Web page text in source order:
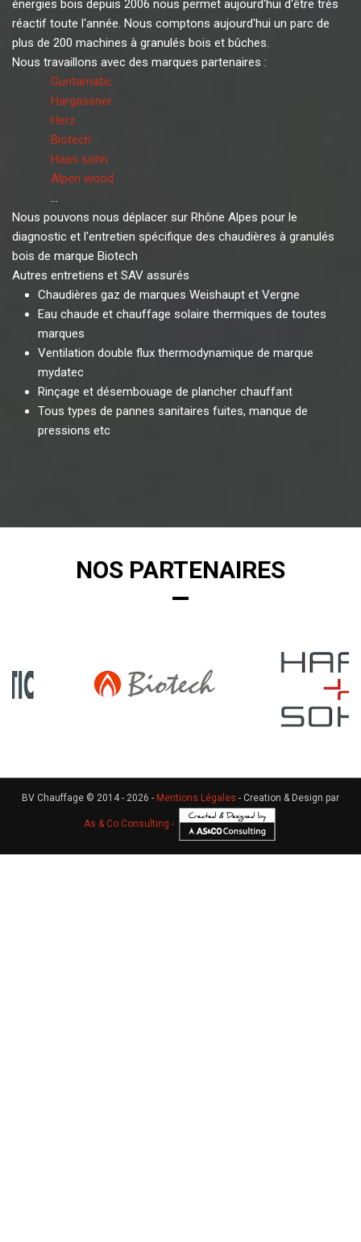
énergies bois depuis 2006 nous permet aujourd'hui d'être très
réactif toute l'année. Nous comptons aujourd'hui un parc de
plus de 200 machines à granulés bois et bûches.
Nous travaillons avec des marques partenaires :
Guntamatic
Hargassner
Herz
Biotech
Haas sohn
Alpen wood
...
Nous pouvons nous déplacer sur Rhône Alpes pour le
diagnostic et l'entretien spécifique des chaudières à granulés
bois de marque Biotech
Autres entretiens et SAV assurés
Chaudières gaz de marques Weishaupt et Vergne
Eau chaude et chauffage solaire thermiques de toutes
marques
Ventilation double flux thermodynamique de marque
mydatec
Rinçage et désembouage de plancher chauffant
Tous types de pannes sanitaires fuites, manque de
pressions etc
NOS PARTENAIRES
BV Chauffage © 2014 - 2026 - Mentions Légales - Creation & Design par
As & Co Consulting -